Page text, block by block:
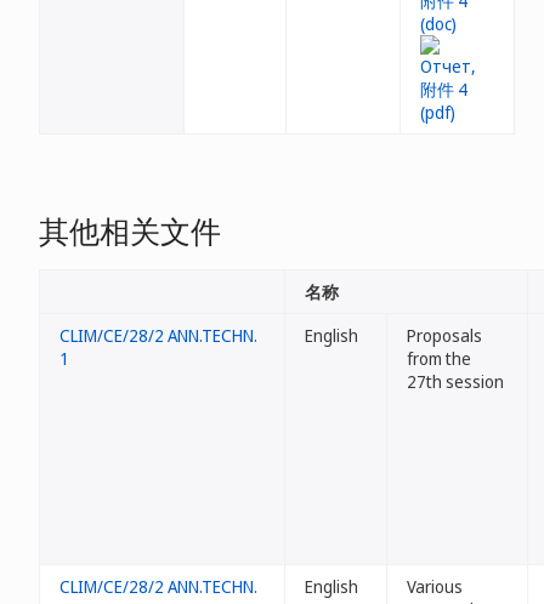
其他相关文件
名称
CLIM/CE/28/2 ANN.TECHN.
1
English
Proposals
from the
27th session
CLIM/CE/28/2 ANN.TECHN.
English
Various